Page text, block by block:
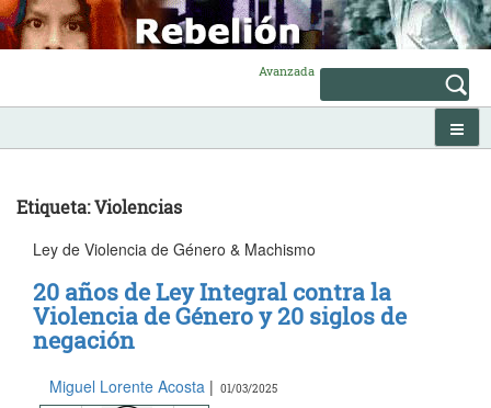
Skip
to
content
Avanzada
Etiqueta: Violencias
Ley de Violencia de Género & Machismo
20 años de Ley Integral contra la
Violencia de Género y 20 siglos de
negación
Miguel Lorente Acosta | 01/03/2025